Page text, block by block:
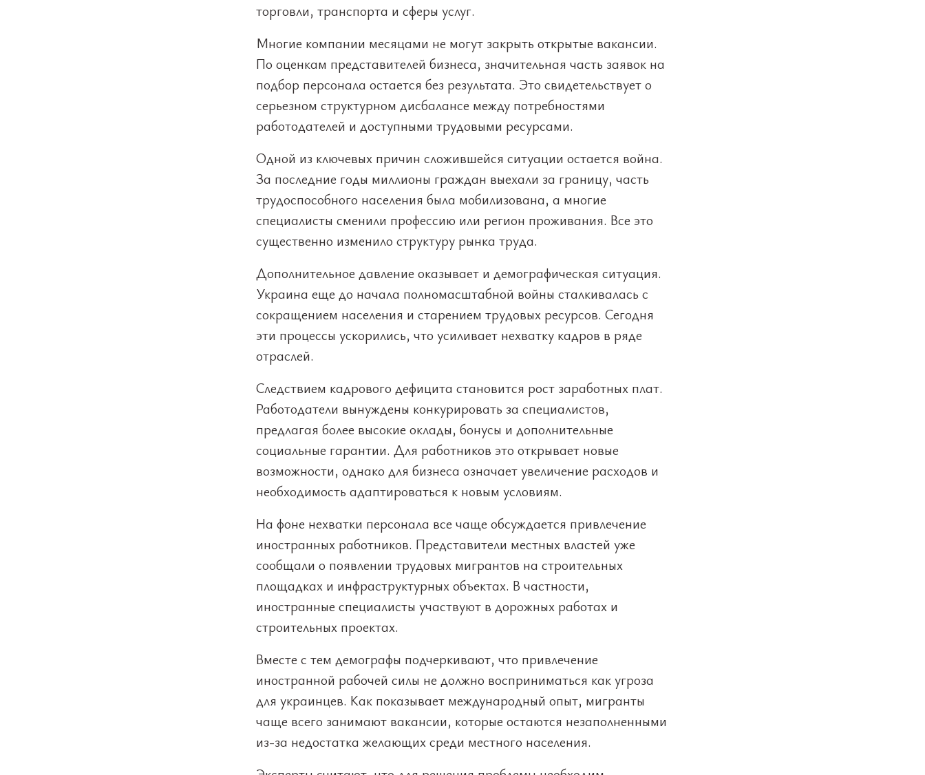
торговли, транспорта и сферы услуг.
Многие компании месяцами не могут закрыть открытые вакансии.
По оценкам представителей бизнеса, значительная часть заявок на
подбор персонала остается без результата. Это свидетельствует о
серьезном структурном дисбалансе между потребностями
работодателей и доступными трудовыми ресурсами.
Одной из ключевых причин сложившейся ситуации остается война.
За последние годы миллионы граждан выехали за границу, часть
трудоспособного населения была мобилизована, а многие
специалисты сменили профессию или регион проживания. Все это
существенно изменило структуру рынка труда.
Дополнительное давление оказывает и демографическая ситуация.
Украина еще до начала полномасштабной войны сталкивалась с
сокращением населения и старением трудовых ресурсов. Сегодня
эти процессы ускорились, что усиливает нехватку кадров в ряде
отраслей.
Следствием кадрового дефицита становится рост заработных плат.
Работодатели вынуждены конкурировать за специалистов,
предлагая более высокие оклады, бонусы и дополнительные
социальные гарантии. Для работников это открывает новые
возможности, однако для бизнеса означает увеличение расходов и
необходимость адаптироваться к новым условиям.
На фоне нехватки персонала все чаще обсуждается привлечение
иностранных работников. Представители местных властей уже
сообщали о появлении трудовых мигрантов на строительных
площадках и инфраструктурных объектах. В частности,
иностранные специалисты участвуют в дорожных работах и
строительных проектах.
Вместе с тем демографы подчеркивают, что привлечение
иностранной рабочей силы не должно восприниматься как угроза
для украинцев. Как показывает международный опыт, мигранты
чаще всего занимают вакансии, которые остаются незаполненными
из-за недостатка желающих среди местного населения.